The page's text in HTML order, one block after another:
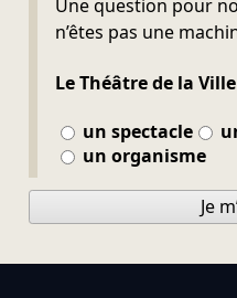
Une question pour
n’êtes pas une
Le Théâtre de la
un spectacle
un organisme
Je